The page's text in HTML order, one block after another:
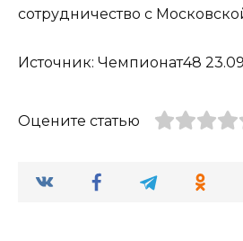
сотрудничество с
Источник: Чемпионат48
Оцените статью